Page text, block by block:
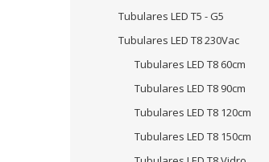
Tubulares LED T5 - G5
Tubulares LED T8 230Vac
Tubulares LED T8 60cm
Tubulares LED T8 90cm
Tubulares LED T8 120cm
Tubulares LED T8 150cm